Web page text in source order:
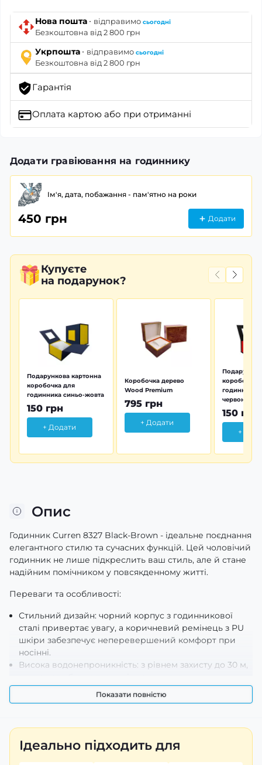
Нова пошта · відправимо сьогодні
Безкоштовна від 2 800 грн
Укрпошта · відправимо сьогодні
Безкоштовна від 2 800 грн
Гарантія
Оплата картою або при отриманні
Додати гравіювання на годиннику
Ім'я, дата, побажання - пам'ятно на роки
450 грн Додати
Купуєте
на подарунок?
Подарункова картонна
коробочка для
годинника синьо-жовта
150 грн
+ Додати
Коробочка дерево
Wood Premium
795 грн
+ Додати
коробочка
годинника
червона
150 грн
+
Опис
Годинник Curren 8327 Black-Brown - ідеальне поєднання
елегантного стилю та сучасних функцій. Цей чоловічий
годинник не лише підкреслить ваш стиль, але й стане
надійним помічником у повсякденному житті.
Переваги та особливості:
Стильний дизайн: чорний корпус з годинникової
сталі привертає увагу, а коричневий ремінець з PU
шкіри забезпечує неперевершений комфорт при
носінні.
Висока водонепроникність: з рівнем захисту до 30 м,
витримає вологість у будь-якій ситуації.
Точний механізм: завдяки кварцовому механізму ви
Функціонал: годинник підтримує функції
відображення годин, хвилин, секунд і дати – все
необхідне для щоденного використання.
Показати повністю
Ідеально підходить для